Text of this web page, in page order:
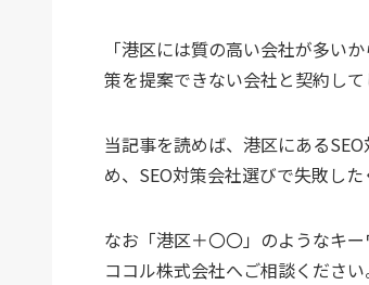
「港区には質の高い会社が多い
策を提案できない会社と契約して
当記事を読めば、港区にある
め、SEO対策会社選びで失敗し
なお「港区＋〇〇」のようなキ
ココル株式会社へご相談ください